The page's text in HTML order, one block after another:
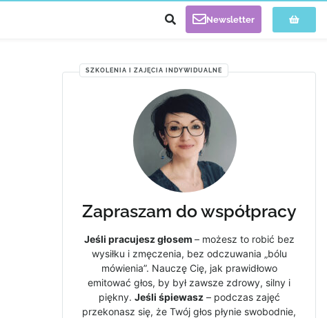
Newsletter
Zapraszam do współpracy
Jeśli pracujesz głosem – możesz to robić bez
wysiłku i zmęczenia, bez odczuwania „bólu
mówienia”. Nauczę Cię, jak prawidłowo
emitować głos, by był zawsze zdrowy, silny i
piękny. Jeśli śpiewasz– podczas zajęć
przekonasz się, że Twój głos płynie swobodnie,
SZKOLENIA I ZAJĘCIA INDYWIDUALNE